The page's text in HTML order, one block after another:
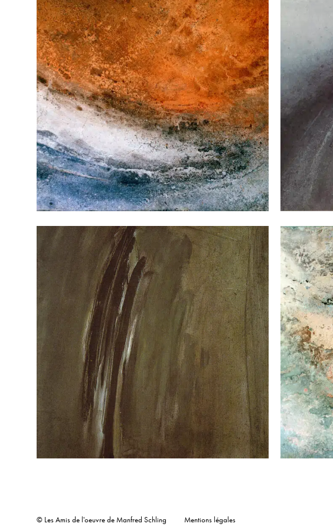
© Les Amis de l'oeuvre de Manfred Schling Mentions légales